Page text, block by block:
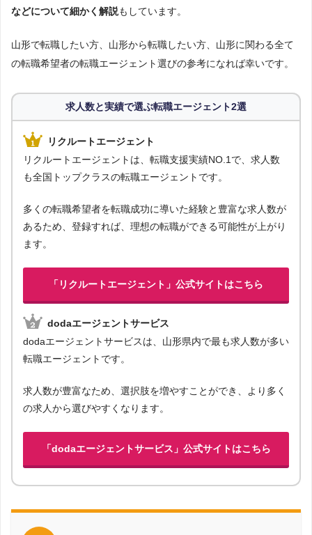
などについて細かく解説もしています。
山形で転職したい方、山形から転職したい方、山形に関わる全て
の転職希望者の転職エージェント選びの参考になれば幸いです。
求人数と実績で選ぶ転職エージェント2選
リクルートエージェント
リクルートエージェントは、転職支援実績NO.1で、求人数
も全国トップクラスの転職エージェントです。
多くの転職希望者を転職成功に導いた経験と豊富な求人数が
あるため、登録すれば、理想の転職ができる可能性が上がり
ます。
「リクルートエージェント」公式サイトはこちら
dodaエージェントサービス
dodaエージェントサービスは、山形県内で最も求人数が多い
転職エージェントです。
求人数が豊富なため、選択肢を増やすことができ、より多く
の求人から選びやすくなります。
「dodaエージェントサービス」公式サイトはこちら